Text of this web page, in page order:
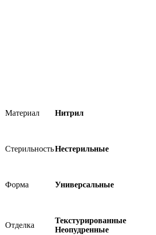
Материал Нитрил
СтерильностьНестерильные
Форма Универсальные
Отделка
Текстурированные
Неопудренные